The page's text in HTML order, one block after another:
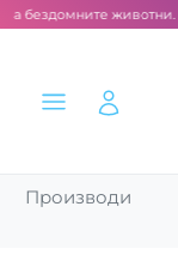
бездомните животни. ‹‹‹
Производи